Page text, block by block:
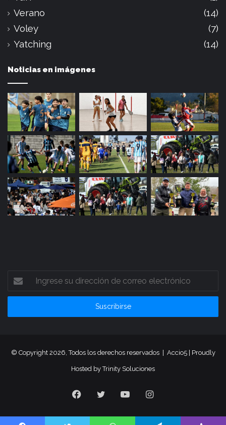
Verano
(14)
Voley
(7)
Yatching
(14)
Noticias en imágenes
Ingrese
su
dirección
correo
© Copyright 2026, Todos los derechos reservados | Accio5| Proudly
Hosted byTrinity Soluciones
Facebook
Twitter YouTubeInstagram